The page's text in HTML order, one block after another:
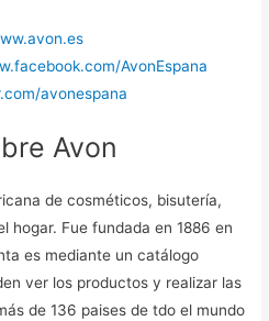
AvonEspana
avonespana
Avon
de cosméticos, bisutería,
hogar. Fue fundada en 1886 en
es mediante un catálogo
ver los productos y realizar las
de 136 paises de tdo el mundo